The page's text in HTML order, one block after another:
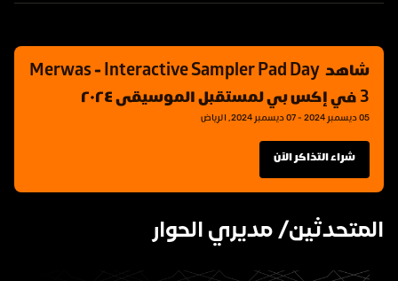
شاهد Merwas - Interactive Sampler Pad Day
3 في إكس بي لمستقبل الموسيقى ٢٠٢٤
05 ديسمبر 2024 - 07 ديسمبر 2024, الرياض
شراء التذاكر الآن
المتحدثين/ مديري الحوار